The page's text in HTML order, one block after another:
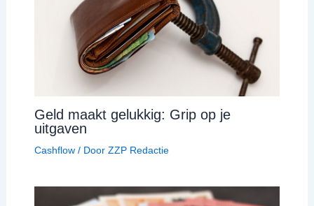
Geld maakt gelukkig: Grip op je
uitgaven
Cashflow/ Door ZZP Redactie